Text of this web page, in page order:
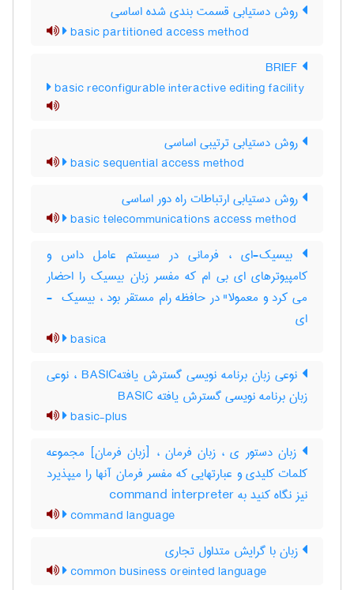
روش دستیابی قسمت بندی شده اساسی
basic partitioned access method
basic reconfigurable interactive editing facility
روش دستیابی ترتیبی اساسی
basic sequential access method
روش دستیابی ارتباطات راه دور اساسی
basic telecommunications access method
بیسیک-ای ، فرمانی در سیستم عامل داس و
کامپیوترهای ای بی ام که مفسر زبان بیسیک را احضار
می کرد و معمولا" در حافظه رام مستقر بود ، بیسیک ‎ -
ای
basica
نوعی زبان برنامه نویسی گسترش یافتهBASIC ، نوعی
زبان برنامه نویسی گسترش یافته ‎BASIC
basic-plus
زبان دستور ی ، زبان فرمان ، [زبان فرمان] مجموعه
کلمات کلیدی و عبارتهایی که مفسر فرمان آنها را میپذیرد
نیز نگاه کنید به ‎ command interpreter
command language
زبان با گرایش متداول تجاری
common business oreinted language